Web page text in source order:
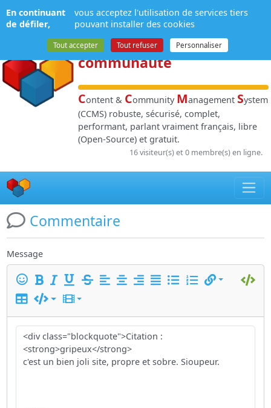
NPDS:Gestion de
contenuet de
communauté
Content & Community Management System
(CCMS) robuste, sécurisé, complet,
performant, parlant vraiment français, libre
(Open-Source) et gratuit.
16 visiteur(s) et 0 membre(s) en ligne.
Commentaire
Message
Panneau de gestion des cookies
En continuant
de défiler,
vous acceptez l'utilisation de services tiers
pouvant installer des cookies
Tout accepter Tout refuser Personnaliser